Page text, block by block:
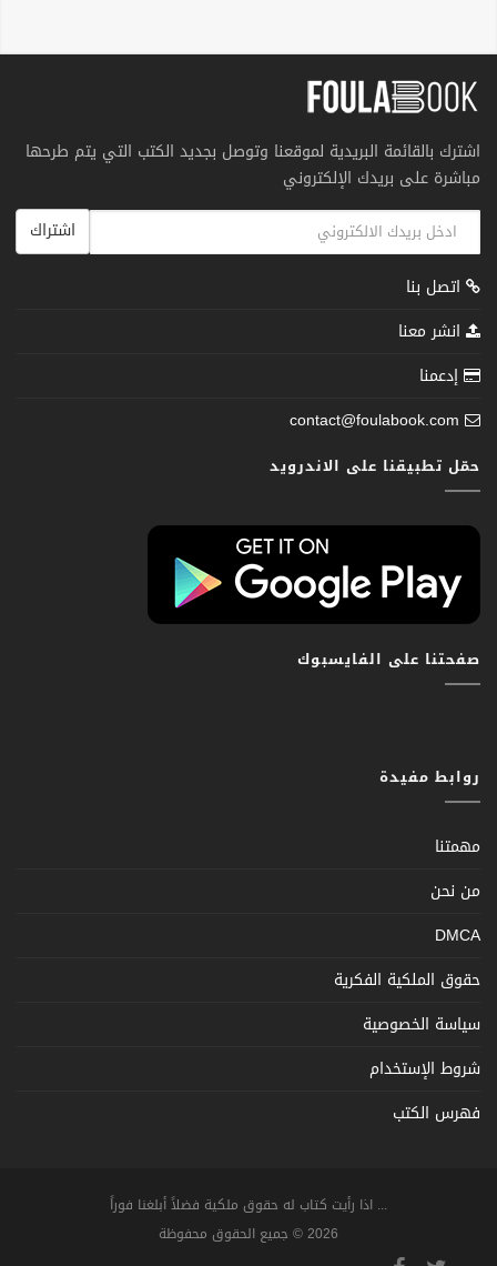
اشترك بالقائمة البريدية لموقعنا وتوصل بجديد الكتب التي يتم طرحها
مباشرة على بريدك الإلكتروني
اشتراك
اتصل بنا
انشر معنا
إدعمنا
contact@foulabook.com
حمّل تطبيقنا على الاندرويد
صفحتنا على الفايسبوك
روابط مفيدة
مهمتنا
من نحن
DMCA
حقوق الملكية الفكرية
سياسة الخصوصية
شروط الإستخدام
فهرس الكتب
... اذا رأيت كتاب له حقوق ملكية فضلاً أبلغنا فوراً
2026 © جميع الحقوق محفوظة